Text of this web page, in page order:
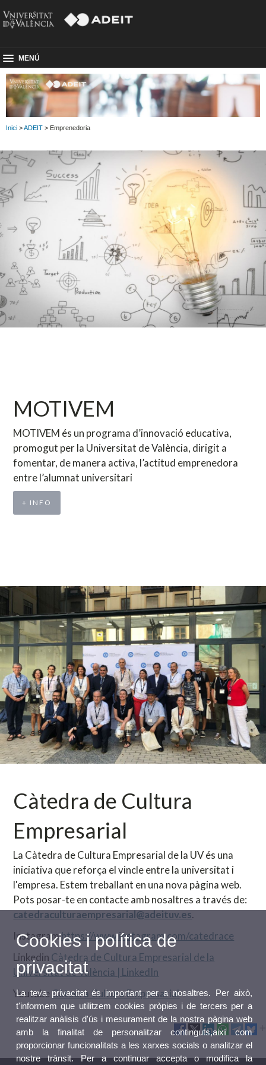
MENÚ
Inici >ADEIT > Emprenedoria
MOTIVEM
MOTIVEM és un programa d’innovació educativa,
promogut per la Universitat de València, dirigit a
fomentar, de manera activa, l’actitud emprenedora
entre l’alumnat universitari
+ INFO
Càtedra de Cultura
Empresarial
La Càtedra de Cultura Empresarial de la UV és una
iniciativa que reforça el vincle entre la universitat i
l'empresa. Estem treballant en una nova pàgina web.
Pots posar-te en contacte amb nosaltres a través de:
catedraculturaempresarial@adeituv.es.
Instagramhttps://www.instagram.com/catedrace
Linkedin Càtedra de Cultura Empresarial de la
Universitat de València | LinkedIn
Youtube Càtedra Cultura Empresarial
Cookies i política de
privacitat
La teva privacitat és important per a nosaltres. Per això,
t'informem que utilitzem cookies pròpies i de tercers per a
realitzar anàlisis d'ús i mesurament de la nostra pàgina web
amb la finalitat de personalitzar continguts,així com
proporcionar funcionalitats a les xarxes socials o analitzar el
nostre trànsit. Per a continuar accepta o modifica la